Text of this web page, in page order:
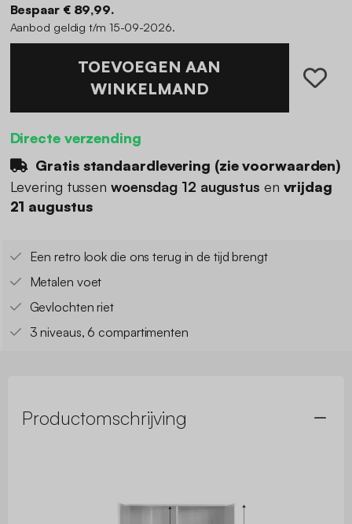
Bespaar € 89,99.
Aanbod geldig t/m 15-09-2026.
TOEVOEGEN AAN
WINKELMAND
Directe verzending
Gratis standaardlevering (zie voorwaarden)
Levering tussen woensdag 12 augustus en vrijdag
21 augustus
Een retro look die ons terug in de tijd brengt
Metalen voet
Gevlochten riet
3 niveaus, 6 compartimenten
Productomschrijving